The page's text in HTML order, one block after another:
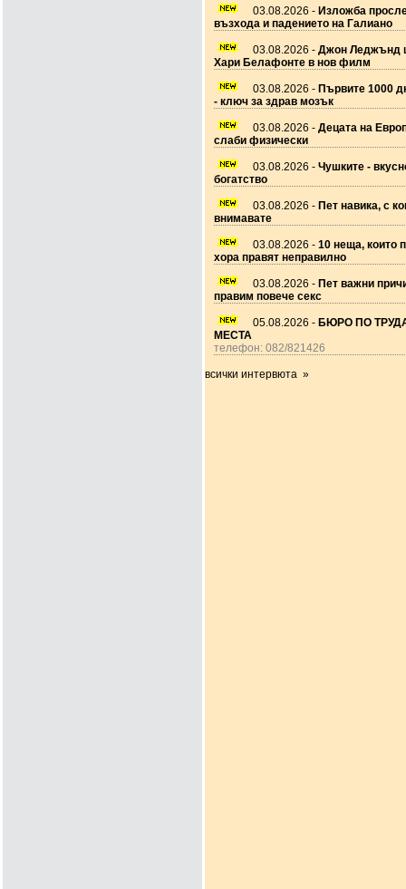
03.08.2026 - Изложба
възхода и падението на Галиано
03.08.2026 - Джон Леджънд
Хари Белафонте в нов филм
03.08.2026 - Първите 1000
- ключ за здрав мозък
03.08.2026 - Децата на
слаби физически
03.08.2026 - Чушките -
богатство
03.08.2026 - Пет навика, с
внимавате
03.08.2026 - 10 неща, които
хора правят неправилно
03.08.2026 - Пет важни
правим повече секс
05.08.2026 - БЮРО ПО
МЕСТА
телефон: 082/821426
всички интервюта »